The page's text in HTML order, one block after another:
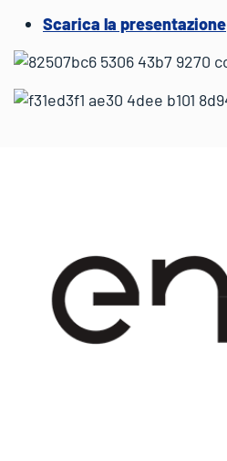
Scarica la presentazione